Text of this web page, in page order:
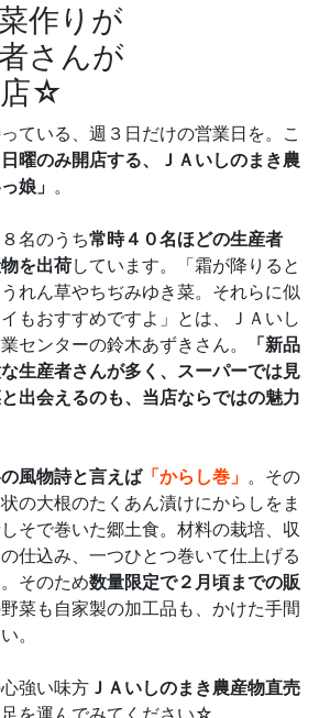
作りが
さんが
店☆
ている、週３日だけの営業日を。こ
曜のみ開店する、ＪＡいしのまき農
娘」 。
名のうち常時４０名ほどの生産者
を出荷しています。「霜が降りると
れん草やちぢみゆき菜。それらに似
もおすすめですよ」とは、ＪＡいし
センターの鈴木あずきさん。
「新品
生産者さんが多く、スーパーでは見
出会えるのも、当店ならではの魅力
風物詩と言えば「からし巻」 。その
の大根のたくあん漬けにからしをま
そで巻いた郷土食。材料の栽培、収
仕込み、一つひとつ巻いて仕上げる
そのため数量限定で２月頃までの販
菜も自家製の加工品も、かけた手間
。
強い味方 ＪＡいしのまき農産物直売
を運んでみてください☆